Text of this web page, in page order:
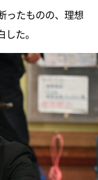
ったものの、理想
た。